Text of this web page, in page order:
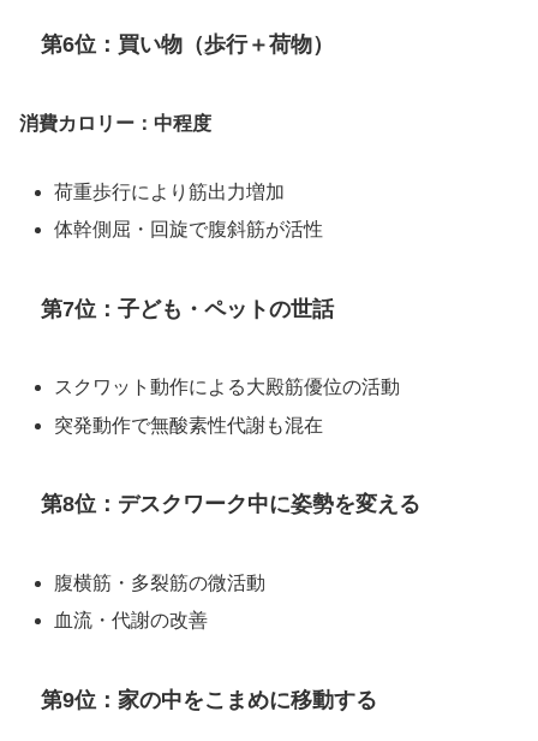
第6位：買い物（歩行＋荷物）
消費カロリー：中程度
荷重歩行により筋出力増加
体幹側屈・回旋で腹斜筋が活性
第7位：子ども・ペットの世話
スクワット動作による大殿筋優位の活動
突発動作で無酸素性代謝も混在
第8位：デスクワーク中に姿勢を変える
腹横筋・多裂筋の微活動
血流・代謝の改善
第9位：家の中をこまめに移動する